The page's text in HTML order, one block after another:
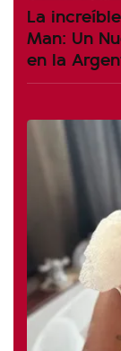
La
Man: Un
en la